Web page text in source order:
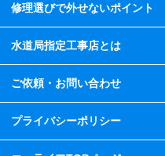
修理選びで外せないポイント
水道局指定工事店とは
ご依頼・お問い合わせ
プライバシーポリシー